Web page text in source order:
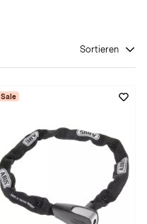
Sortieren
Sale